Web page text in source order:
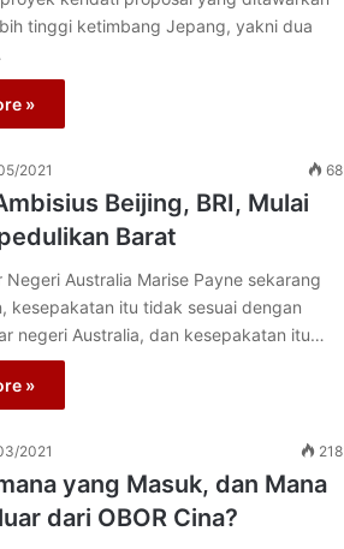
tinggi ketimbang Jepang, yakni dua
»
2021 68
Beijing, BRI, Mulai
Barat
Negeri Australia Marise Payne sekarang
kesepakatan itu tidak sesuai dengan
negeri Australia, dan kesepakatan itu…
»
2021 218
yang Masuk, dan Mana
dari OBOR Cina?